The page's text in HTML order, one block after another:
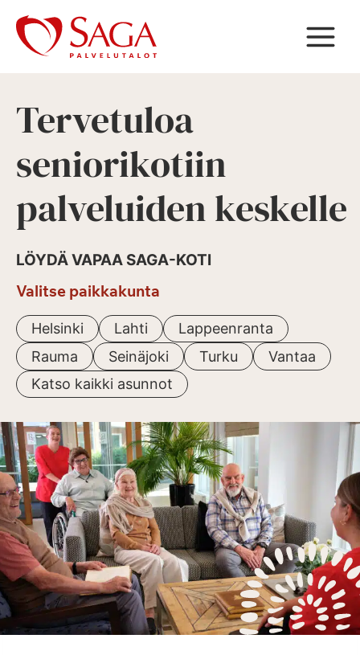
Siirry
sisältöön
Tervetuloa
seniorikotiin
palveluiden keskelle
LÖYDÄ VAPAA SAGA-KOTI
Valitse paikkakunta
Helsinki Lahti
Lappeenranta
Rauma
Seinäjoki Turku
Vantaa
Katso kaikki asunnot